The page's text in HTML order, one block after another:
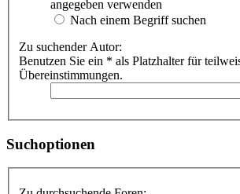
angegeben verwenden
Nach einem Begriff suchen
Zu suchender Autor:
Benutzen Sie ein * als Platzhalter für
Übereinstimmungen.
Suchoptionen